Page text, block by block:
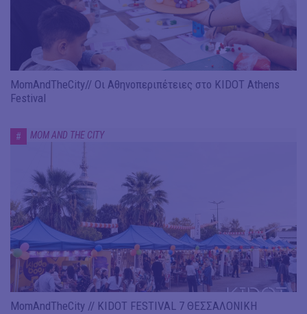
MomAndTheCity// Οι Αθηνοπεριπέτειες στο KIDOT Athens
Festival
# MOM AND THE CITY
MomAndTheCity // KIDOT FESTIVAL 7 ΘΕΣΣΑΛΟΝΙΚΗ